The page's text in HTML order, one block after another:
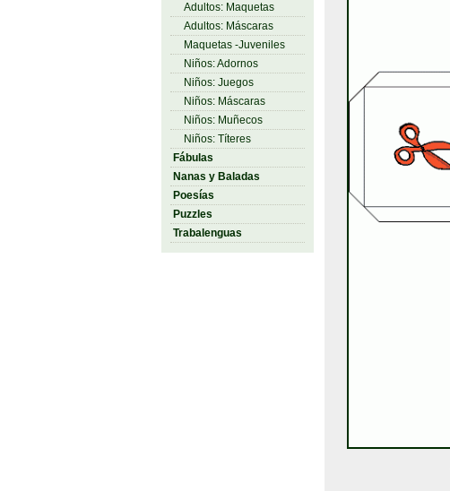
Adultos: Maquetas
Adultos: Máscaras
Maquetas -Juveniles
Niños: Adornos
Niños: Juegos
Niños: Máscaras
Niños: Muñecos
Niños: Títeres
Fábulas
Nanas y Baladas
Poesías
Puzzles
Trabalenguas